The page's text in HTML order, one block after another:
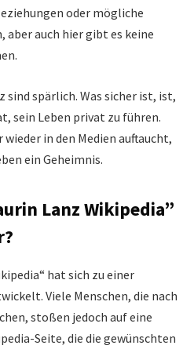
oder mögliche
aber auch hier gibt es keine
sind spärlich. Was sicher ist, ist,
sein Leben privat zu führen.
in den Medien auftaucht,
ein Geheimnis.
Lanz Wikipedia”
hat sich zu einer
Viele Menschen, die nach
stoßen jedoch auf eine
Seite, die die gewünschten